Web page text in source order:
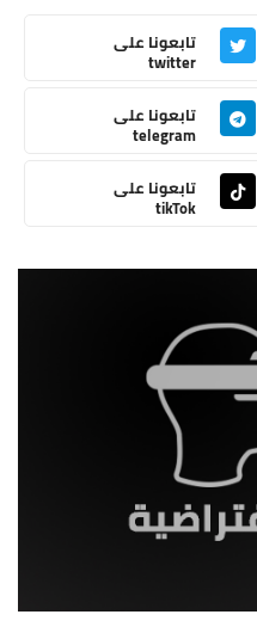
تابعونا على
twitter
تابعونا على
telegram
تابعونا على
tikTok